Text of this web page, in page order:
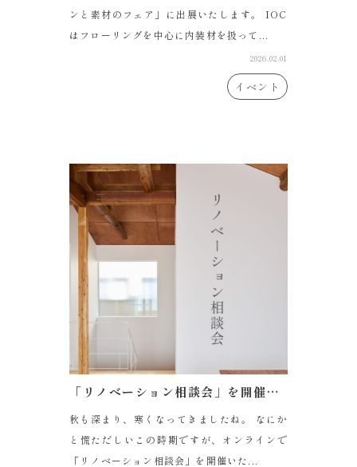
ンと素材のフェア」に出展いたします。 IOC
はフローリングを中心に内装材を扱って...
2026.02.01
イベント
「リノベーション相談会」を開催します。
秋も深まり、寒くなってきましたね。 なにか
と慌ただしいこの時期ですが、オンラインで
「リノベーション相談会」を開催いた...